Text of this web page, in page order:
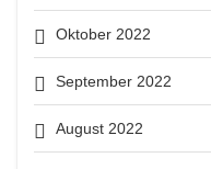
Oktober 2022
September 2022
August 2022